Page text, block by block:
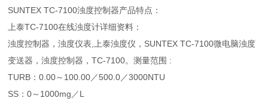
SUNTEX TC-7100浊度控制器产品特点：
上泰TC-7100在线浊度计详细资料：
浊度控制器，浊度仪表,上泰浊度仪，SUNTEX TC-7100微电脑浊度
变送器，浊度控制器，TC-7100。测量范围 :
TURB：0.00～100.00／500.0／3000NTU
SS：0～1000mg／L